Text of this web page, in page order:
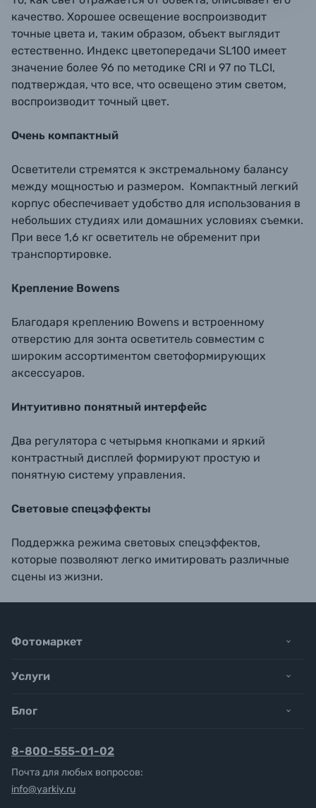
качество. Хорошее освещение воспроизводит
точные цвета и, таким образом, объект выглядит
естественно. Индекс цветопередачи SL100 имеет
значение более 96 по методике CRI и 97 по TLCI,
подтверждая, что все, что освещено этим светом,
воспроизводит точный цвет.
Очень компактный
Осветители стремятся к экстремальному балансу
между мощностью и размером. Компактный легкий
корпус обеспечивает удобство для использования в
небольших студиях или домашних условиях съемки.
При весе 1,6 кг осветитель не обременит при
транспортировке.
Крепление Bowens
Благодаря креплению Bowens и встроенному
отверстию для зонта осветитель совместим с
широким ассортиментом светоформирующих
аксессуаров.
Интуитивно понятный интерфейс
Два регулятора с четырьмя кнопками и яркий
контрастный дисплей формируют простую и
понятную систему управления.
Световые спецэффекты
Поддержка режима световых спецэффектов,
которые позволяют легко имитировать различные
сцены из жизни.
Фотомаркет
Услуги
Блог
8-800-555-01-02
Почта для любых вопросов:
info@yarkiy.ru